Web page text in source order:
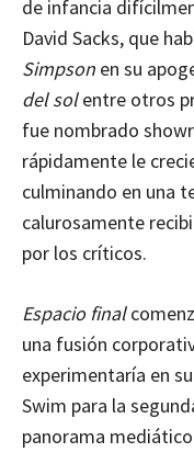
de infancia
David Sacks, que
Simpson en su
del solentre otros
fue nombrado
rápidamente le
culminando en una
calurosamente
por los críticos.
Espacio final
una fusión
experimentaría en
Swim para la
panorama